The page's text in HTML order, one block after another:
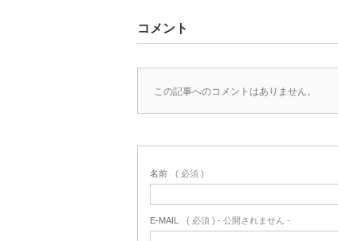
コメント
この記事へのコメントはありません。
名前 ( 必須 )
E-MAIL ( 必須 ) - 公開されません -